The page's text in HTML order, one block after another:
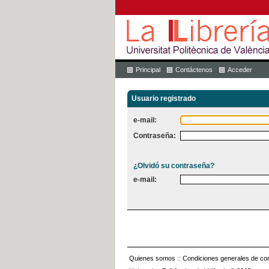
Principal Contáctenos Acceder
Usuario registrado
e-mail:
Contraseña:
¿Olvidó su contraseña?
e-mail:
Quienes somos :: Condiciones generales de